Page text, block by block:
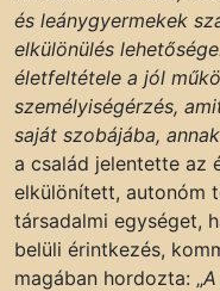
és leánygyermekek
elkülönülés
életfeltétele a jól
személyiségérzés,
saját szobájába,
a család jelentette az
elkülönített, autonóm
társadalmi egységet,
belüli érintkezés,
magában hordozta: „